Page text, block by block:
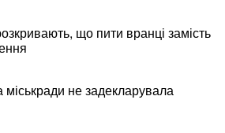
що пити вранці замість
міськради не задекларувала